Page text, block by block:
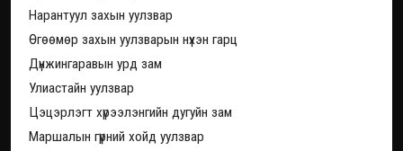
Нарантуул захын уулзвар
Өгөөмөр захын уулзварын нүхэн гарц
Дүнжингаравын урд зам
Улиастайн уулзвар
Цэцэрлэгт хүрээлэнгийн дугуйн зам
Маршалын гүүрний хойд уулзвар